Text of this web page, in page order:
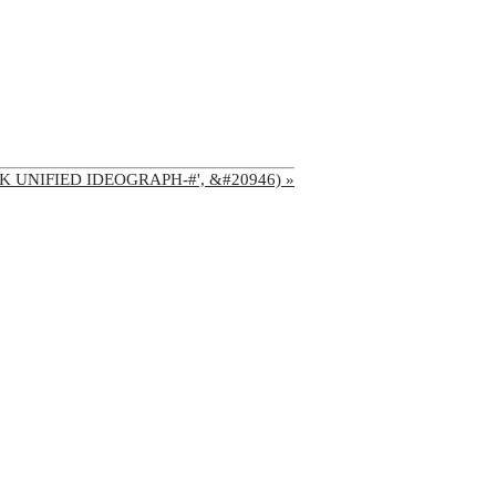
UNIFIED IDEOGRAPH-#', &#20946) »